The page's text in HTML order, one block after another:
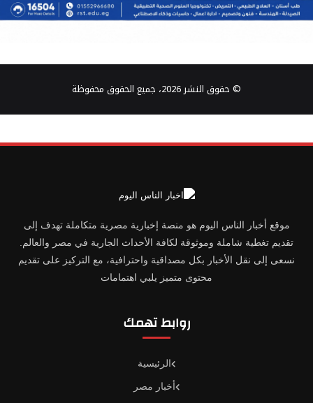
© حقوق النشر 2026، جميع الحقوق محفوظة
موقع أخبار الناس اليوم هو منصة إخبارية مصرية متكاملة تهدف إلى
تقديم تغطية شاملة وموثوقة لكافة الأحداث الجارية في مصر والعالم.
نسعى إلى نقل الأخبار بكل مصداقية واحترافية، مع التركيز على تقديم
محتوى متميز يلبي اهتمامات
روابط تهمك
الرئيسية
أخبار مصر